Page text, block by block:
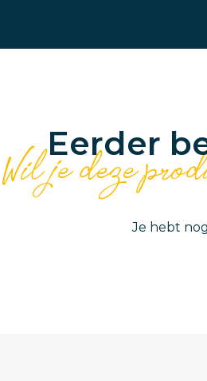
Eerder
Wil je deze
Je hebt